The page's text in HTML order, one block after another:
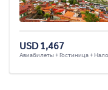
USD 1,467
Авиабилеты + Гостиница +